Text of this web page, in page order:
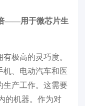
——用于微芯片生
极高的灵巧度。
机、电动汽车和医
生产工作。这需要
的机器。作为对